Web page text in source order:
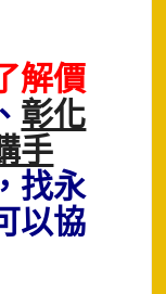
解價
彰化
手
找永
以協